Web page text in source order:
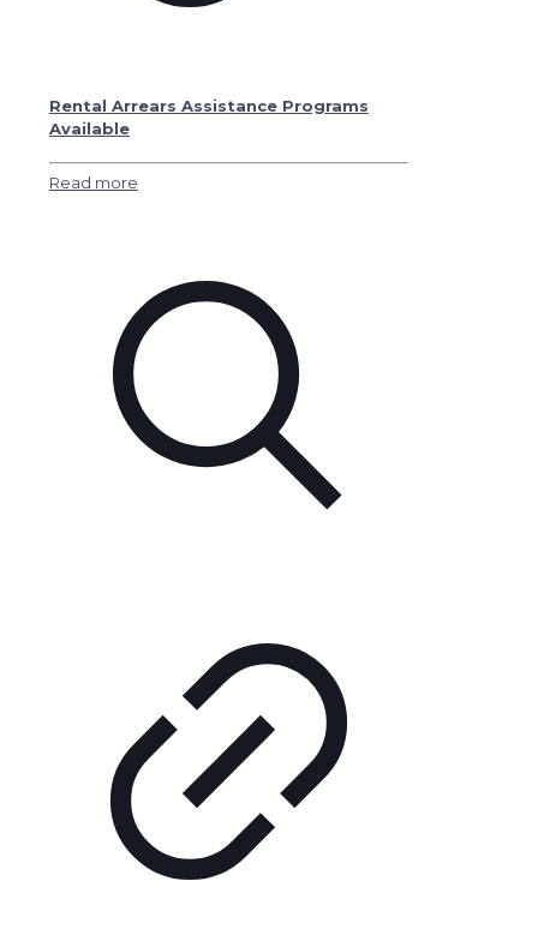
Rental Arrears Assistance Programs
Available
Read more